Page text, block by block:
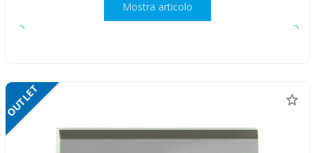
Mostra articolo
OUTLET